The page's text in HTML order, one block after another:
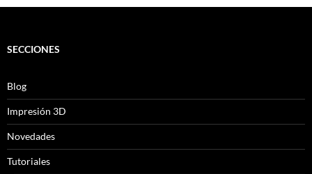
SECCIONES
Blog
Impresión 3D
Novedades
Tutoriales